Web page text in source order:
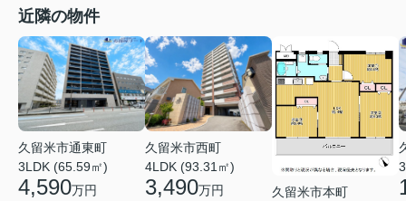
近隣の物件
久留米市通東町
3LDK (65.59㎡)
4,590万円
久留米市西町
4LDK (93.31㎡)
3,490万円
久留米市本町